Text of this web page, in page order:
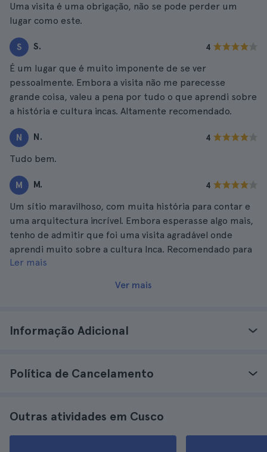
Uma visita é uma obrigação, não se pode perder um
lugar como este.
S S. 4
É um lugar que é muito imponente de se ver
pessoalmente. Embora a visita não me parecesse
grande coisa, valeu a pena por tudo o que aprendi sobre
a história e cultura incas. Altamente recomendado.
N N. 4
Tudo bem.
M M. 4
Um sítio maravilhoso, com muita história para contar e
uma arquitectura incrível. Embora esperasse algo mais,
tenho de admitir que foi uma visita agradável onde
aprendi muito sobre a cultura Inca. Recomendado para
ir uma vez.
Ler mais
Ver mais
Informação Adicional
Política de Cancelamento
Outras atividades em Cusco